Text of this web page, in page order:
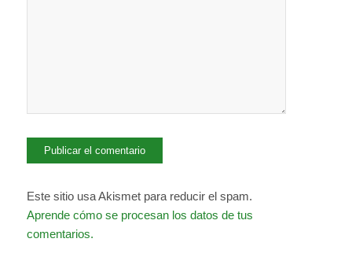
Este sitio usa Akismet para reducir el spam.
Aprende cómo se procesan los datos de tus
comentarios.